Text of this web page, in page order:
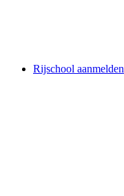
Rijschool aanmelden